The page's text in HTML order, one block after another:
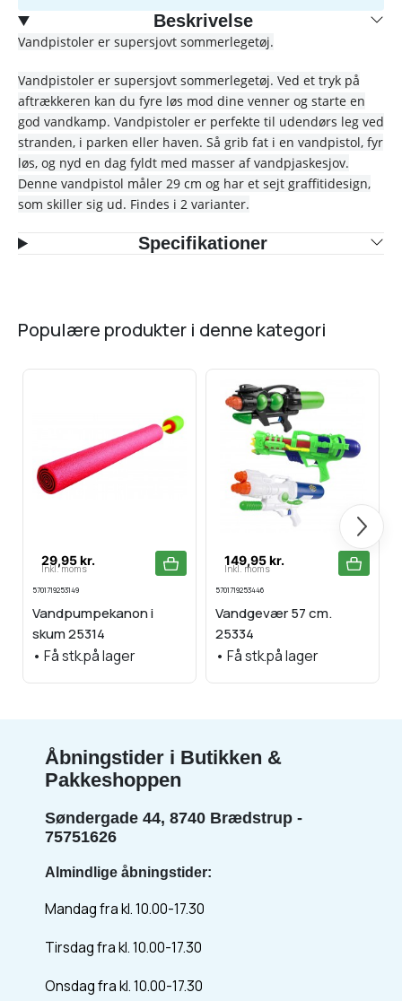
Beskrivelse
Vandpistoler er supersjovt sommerlegetøj.
Vandpistoler er supersjovt sommerlegetøj. Ved et tryk på
aftrækkeren kan du fyre løs mod dine venner og starte en
god vandkamp. Vandpistoler er perfekte til udendørs leg ved
stranden, i parken eller haven. Så grib fat i en vandpistol, fyr
løs, og nyd en dag fyldt med masser af vandpjaskesjov.
Denne vandpistol måler 29 cm og har et sejt graffitidesign,
som skiller sig ud. Findes i 2 varianter.
Specifikationer
populære produkter i denne kategori
Næste
29,95 kr.
Inkl. moms
5701719253149
Vandpumpekanon i
skum 25314
• Få stk.på lager
149,95 kr.
Inkl. moms
5701719253446
Vandgevær 57 cm.
25334
• Få stk.på lager
Åbningstider i Butikken &
Pakkeshoppen
Søndergade 44, 8740 Brædstrup -
75751626
Almindlige åbningstider:
Mandag fra kl. 10.00-17.30
Tirsdag fra kl. 10.00-17.30
Onsdag fra kl. 10.00-17.30